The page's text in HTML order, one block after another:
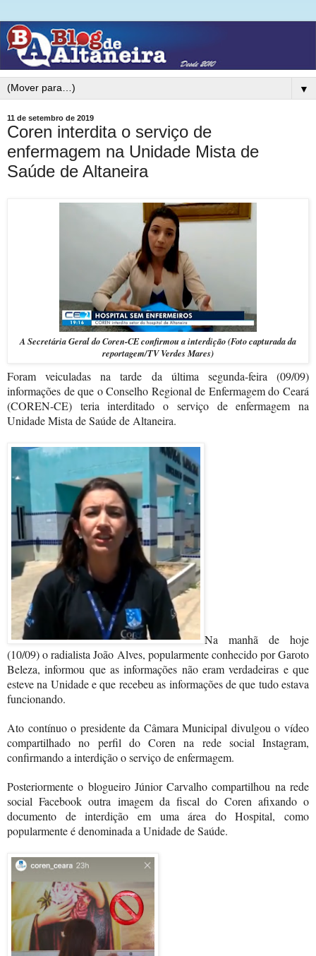
▼
11 de setembro de 2019
Coren interdita o serviço de
enfermagem na Unidade Mista de
Saúde de Altaneira
A Secretária Geral do Coren-CE confirmou a interdição (Foto capturada da
reportagem/TV Verdes Mares)
Foram veiculadas na tarde da última segunda-feira (09/09)
informações de que o Conselho Regional de Enfermagem do Ceará
(COREN-CE) teria interditado o serviço de enfermagem na
Unidade Mista de Saúde de Altaneira.
Na manhã de hoje
(10/09) o radialista João Alves, popularmente conhecido por Garoto
Beleza, informou que as informações não eram verdadeiras e que
esteve na Unidade e que recebeu as informações de que tudo estava
funcionando.
Ato contínuo o presidente da Câmara Municipal divulgou o vídeo
compartilhado no perfil do Coren na rede social Instagram,
confirmando a interdição o serviço de enfermagem.
Posteriormente o blogueiro Júnior Carvalho compartilhou na rede
social Facebook outra imagem da fiscal do Coren afixando o
documento de interdição em uma área do Hospital, como
popularmente é denominada a Unidade de Saúde.